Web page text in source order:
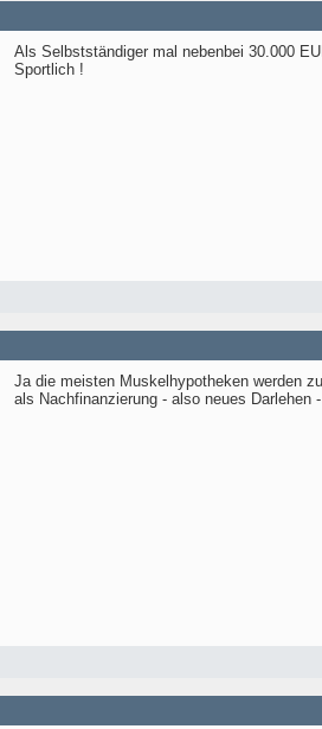
Als Selbstständiger mal nebenbei 30.000
Sportlich !
Ja die meisten Muskelhypotheken werden
als Nachfinanzierung - also neues Darlehen